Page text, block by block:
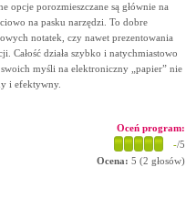
opcje porozmieszczane są głównie na
na pasku narzędzi. To dobre
notatek, czy nawet prezentowania
Całość działa szybko i natychmiastowo
myśli na elektroniczny „papier” nie
i efektywny.
Oceń program:
-/5
Ocena: 5 (2 głosów)